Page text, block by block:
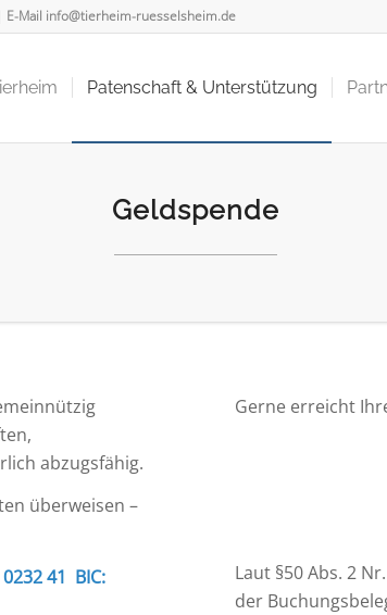
| E-Mail info@tierheim-ruesselsheim.de
Patenschaft & Unterstützung
Geldspende
abzugsfähig.
überweisen –
41 BIC:
Gerne erreicht
Laut §50 Abs. 2
der